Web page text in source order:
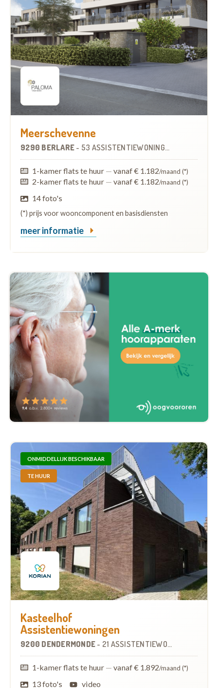
Meerschevenne
9290 BERLARE - 53 ASSISTENTIEWONINGEN
1-kamer flats te huur — vanaf € 1.182/maand (*)
2-kamer flats te huur — vanaf € 1.182/maand (*)
14 foto's
(*) prijs voor wooncomponent en basisdiensten
meer informatie
ONMIDDELLIJK BESCHIKBAAR
TE HUUR
Kasteelhof
Assistentiewoningen
9200 DENDERMONDE - 21 ASSISTENTIEWONINGEN
1-kamer flats te huur — vanaf € 1.892/maand (*)
13 foto's video